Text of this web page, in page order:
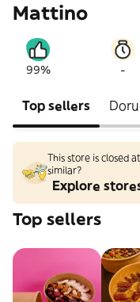
Mattino
99% -
Top sellers
This store is closed
similar?
Explore
Top sellers